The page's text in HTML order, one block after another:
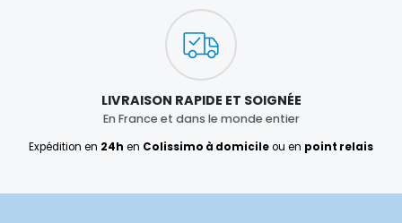
LIVRAISON RAPIDE ET SOIGNÉE
En France et dans le monde entier
Expédition en 24h en Colissimo à domicileou en point relais